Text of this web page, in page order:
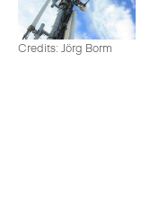
Credits: Jörg Borm